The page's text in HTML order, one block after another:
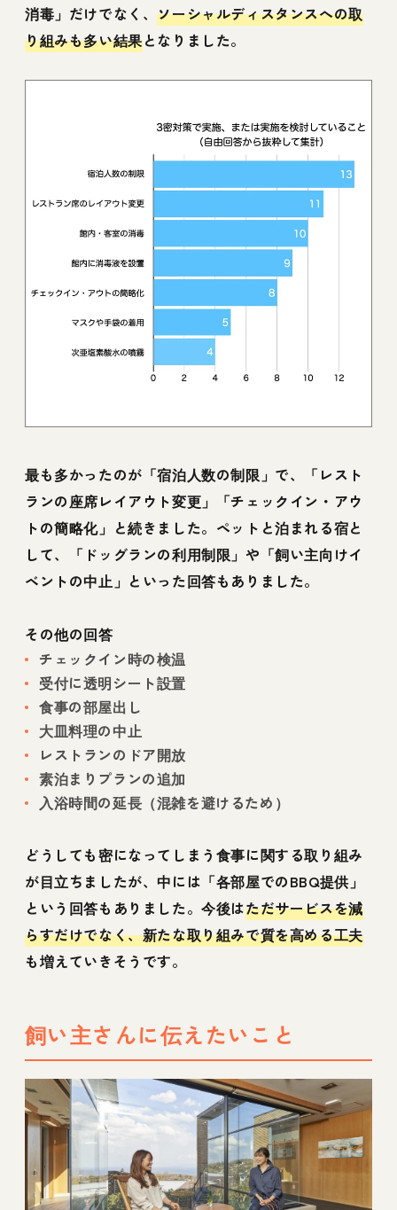
消毒」だけでなく、ソーシャルディスタンスへの取
り組みも多い結果となりました。
最も多かったのが「宿泊人数の制限」で、「レスト
ランの座席レイアウト変更」「チェックイン・アウ
トの簡略化」と続きました。ペットと泊まれる宿と
して、「ドッグランの利用制限」や「飼い主向けイ
ベントの中止」といった回答もありました。
その他の回答
チェックイン時の検温
受付に透明シート設置
食事の部屋出し
大皿料理の中止
レストランのドア開放
素泊まりプランの追加
入浴時間の延長（混雑を避けるため）
どうしても密になってしまう食事に関する取り組み
が目立ちましたが、中には「各部屋でのBBQ提供」
という回答もありました。今後はただサービスを減
らすだけでなく、新たな取り組みで質を高める工夫
も増えていきそうです。
飼い主さんに伝えたいこと